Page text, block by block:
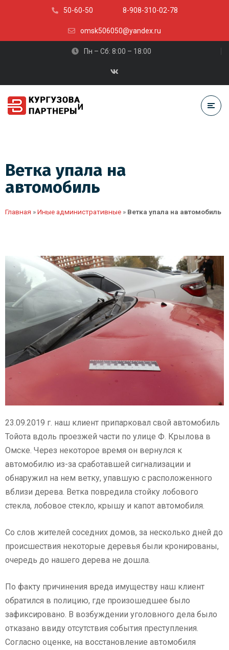
50-60-50 8-908-310-02-78
omsk506050@yandex.ru
Пн – Сб: 8:00 – 18:00
Ветка упала на
автомобиль
Главная »Иные административные » Ветка упала на автомобиль
23.09.2019 г. наш клиент припарковал свой автомобиль
Тойота вдоль проезжей части по улице Ф. Крылова в
Омске. Через некоторое время он вернулся к
автомобилю из-за сработавшей сигнализации и
обнаружил на нем ветку, упавшую с расположенного
вблизи дерева. Ветка повредила стойку лобового
стекла, лобовое стекло, крышу и капот автомобиля.
Со слов жителей соседних домов, за несколько дней до
происшествия некоторые деревья были кронированы,
очередь до нашего дерева не дошла.
По факту причинения вреда имуществу наш клиент
обратился в полицию, где произошедшее было
зафиксировано. В возбуждении уголовного дела было
отказано ввиду отсутствия события преступления.
Согласно оценке, на восстановление автомобиля